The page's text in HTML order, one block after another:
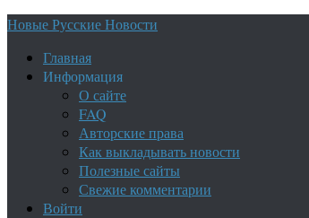
Новые Русские Новости
Главная
Информация
О сайте
FAQ
Авторские права
Как выкладывать новости
Полезные сайты
Свежие комментарии
Войти